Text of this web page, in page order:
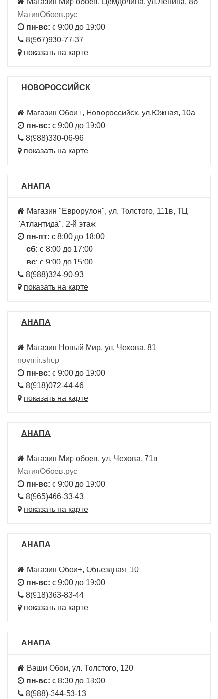
МагияОбоев.рус
пн-вс: с 9:00 до 19:00
8(967)930-77-37
показать на карте
НОВОРОССИЙСК
Магазин Обои+, Новороссийск, ул.Южная, 10а
пн-вс: с 9:00 до 19:00
8(988)330-06-96
показать на карте
АНАПА
Магазин "Еврорулон", ул. Толстого, 111в, ТЦ
"Атлантида", 2-й этаж
пн-пт: с 8:00 до 18:00
сб: с 8:00 до 17:00
вс: с 9:00 до 15:00
8(988)324-90-93
показать на карте
АНАПА
Магазин Новый Мир, ул. Чехова, 81
novmir.shop
пн-вс: с 9:00 до 19:00
8(918)072-44-46
показать на карте
АНАПА
Магазин Мир обоев, ул. Чехова, 71в
МагияОбоев.рус
пн-вс: с 9:00 до 19:00
8(965)466-33-43
показать на карте
АНАПА
Магазин Обои+, Объездная, 10
пн-вс: с 9:00 до 19:00
8(918)363-83-44
показать на карте
АНАПА
Ваши Обои, ул. Толстого, 120
пн-вс: с 8:30 до 18:00
8(988)-344-53-13